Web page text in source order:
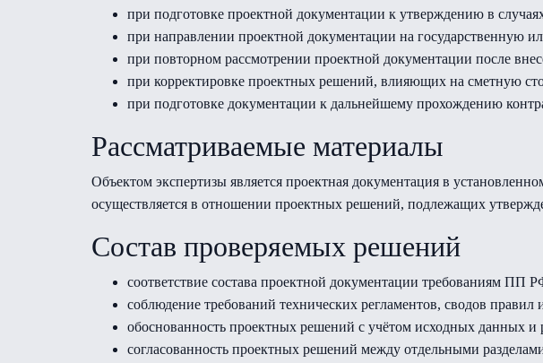
при подготовке проектной документации к утверждению в
при направлении проектной документации на государственную
при повторном рассмотрении проектной документации после
при корректировке проектных решений, влияющих на сметную
при подготовке документации к дальнейшему прохождению
Рассматриваемые материалы
Объектом экспертизы является проектная документация в
осуществляется в отношении проектных решений, подлежащих
Состав проверяемых решений
соответствие состава проектной документации требованиям ПП
соблюдение требований технических регламентов, сводов
обоснованность проектных решений с учётом исходных данных и
согласованность проектных решений между отдельными